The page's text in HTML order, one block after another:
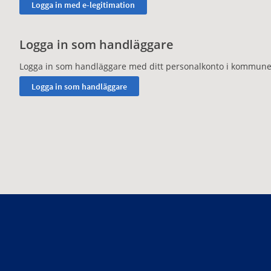
Logga in som handläggare
Logga in som handläggare med ditt personalkonto i